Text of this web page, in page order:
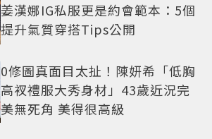
姜漢娜IG私服更是約會範本：5個
提升氣質穿搭Tips公開
0修圖真面目太扯！陳妍希「低胸
高衩禮服大秀身材」43歲近況完
美無死角 美得很高級